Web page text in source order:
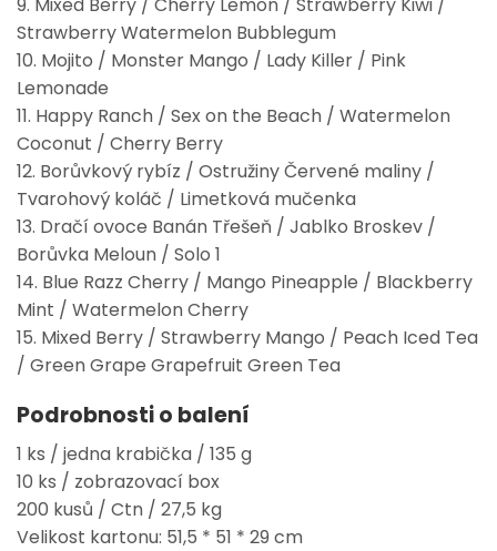
9. Mixed Berry / Cherry Lemon / Strawberry Kiwi /
Strawberry Watermelon Bubblegum
10. Mojito / Monster Mango / Lady Killer / Pink
Lemonade
11. Happy Ranch / Sex on the Beach / Watermelon
Coconut / Cherry Berry
12. Borůvkový rybíz / Ostružiny Červené maliny /
Tvarohový koláč / Limetková mučenka
13. Dračí ovoce Banán Třešeň / Jablko Broskev /
Borůvka Meloun / Solo 1
14. Blue Razz Cherry / Mango Pineapple / Blackberry
Mint / Watermelon Cherry
15. Mixed Berry / Strawberry Mango / Peach Iced Tea
/ Green Grape Grapefruit Green Tea
Podrobnosti o balení
1 ks / jedna krabička / 135 g
10 ks / zobrazovací box
200 kusů / Ctn / 27,5 kg
Velikost kartonu: 51,5 * 51 * 29 cm